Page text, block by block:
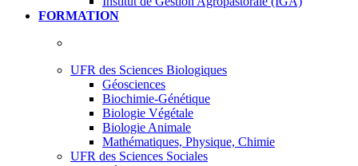
FORMATION
UFR des Sciences Biologiques
Géosciences
Biochimie-Génétique
Biologie Végétale
Biologie Animale
Mathématiques, Physique, Chimie
UFR des Sciences Sociales